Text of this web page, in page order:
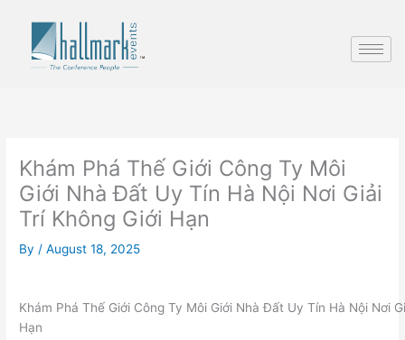
content
Khám Phá Thế Giới Công Ty Môi
Giới Nhà Đất Uy Tín Hà Nội Nơi Giải
Trí Không Giới Hạn
By/August 18, 2025
Khám Phá Thế Giới Công Ty Môi Giới Nhà Đất Uy Tín Hà Nội Nơi
Hạn